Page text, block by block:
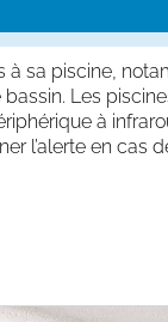
sa piscine,
Les
à
l’alerte en cas